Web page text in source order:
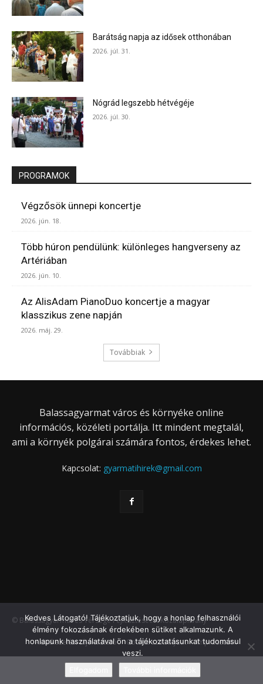
Barátság napja az idősek otthonában
2026. júl. 31.
Nógrád legszebb hétvégéje
2026. júl. 30.
PROGRAMOK
Végzősök ünnepi koncertje
2026. jún. 18.
Több húron pendülünk: különleges hangverseny az
Artériában
2026. jún. 10.
Az AlisAdam PianoDuo koncertje a magyar
klasszikus zene napján
2026. máj. 29.
Továbbiak
Balassagyarmat város és környéke online
információs, közéleti portálja. Itt mindent megtalál,
ami a környék polgárai számára fontos, érdekes lehet.
Kapcsolat: gyarmatihirek@gmail.com
© Balassagyarmat és Térsége Fejlesztéséért Közalapítvány
Adatkezelési tájékoztató Cookie szabályzat Impresszum
Kedves Látogató! Tájékoztatjuk, hogy a honlap felhasználói
élmény fokozásának érdekében sütiket alkalmazunk. A
honlapunk használatával ön a tájékoztatásunkat tudomásul
veszi.